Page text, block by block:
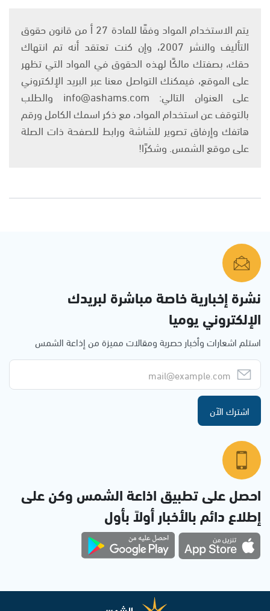
يتم الاستخدام المواد وفقًا للمادة 27 أ من قانون حقوق
التأليف والنشر 2007، وإن كنت تعتقد أنه تم انتهاك
حقك، بصفتك مالكًا لهذه الحقوق في المواد التي تظهر
على الموقع، فيمكنك التواصل معنا عبر البريد الإلكتروني
على العنوان التالي: info@ashams.com والطلب
بالتوقف عن استخدام المواد، مع ذكر اسمك الكامل ورقم
هاتفك وإرفاق تصوير للشاشة ورابط للصفحة ذات الصلة
على موقع الشمس. وشكرًا!
نشرة إخبارية خاصة مباشرة لبريدك
الإلكتروني يوميا
استلم اشعارات وأخبار حصرية ومقالات مميزة من إذاعة الشمس
اشترك الآن
احصل على تطبيق اذاعة الشمس وكن على
إطلاع دائم بالأخبار أولاً بأول